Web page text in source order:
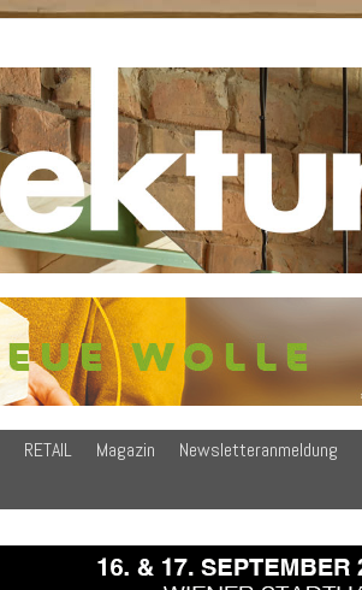
RETAIL Magazin Newsletteranmeldung